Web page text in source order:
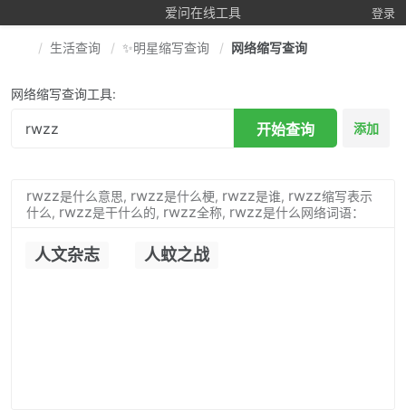
爱问在线工具 登录
生活查询 ✨明星缩写查询 网络缩写查询
网络缩写查询工具:
开始查询 添加
rwzz是什么意思, rwzz是什么梗, rwzz是谁, rwzz缩写表示
什么, rwzz是干什么的, rwzz全称, rwzz是什么网络词语：
人文杂志 人蚊之战